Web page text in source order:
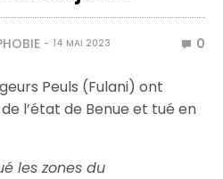
14 MAI 2023 0
Peuls (Fulani) ont
l’état de Benue et tué en
les zones du